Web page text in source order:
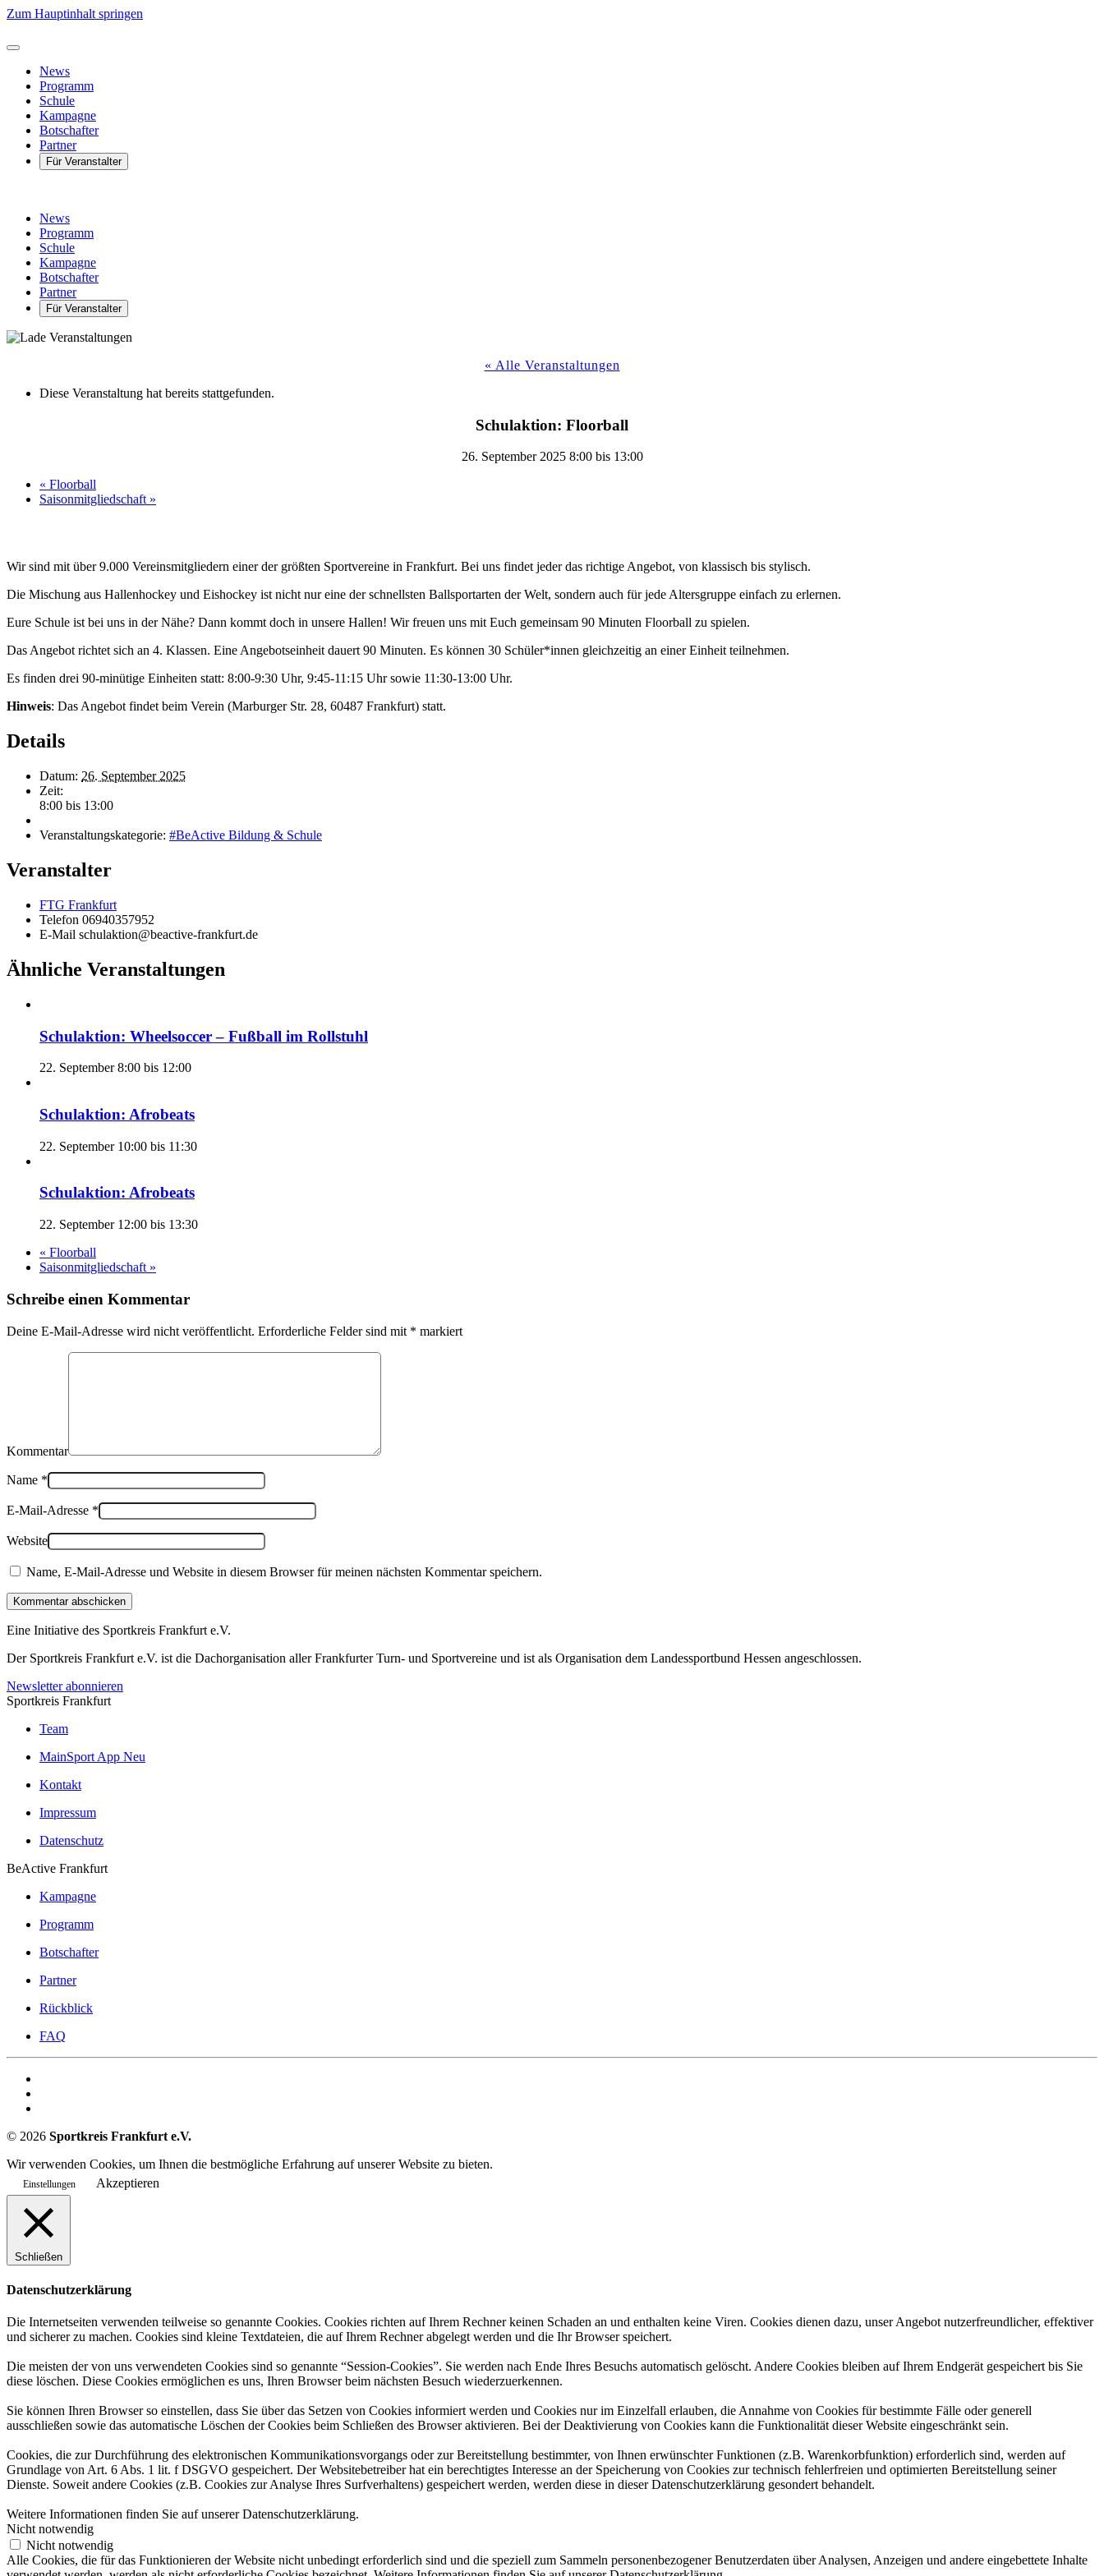
Zum Hauptinhalt springen
News
Programm
Schule
Kampagne
Botschafter
Partner
Für Veranstalter
News
Programm
Schule
Kampagne
Botschafter
Partner
Für Veranstalter
« Alle Veranstaltungen
Diese Veranstaltung hat bereits stattgefunden.
Schulaktion: Floorball
26. September 2025 8:00bis 13:00
« Floorball
Saisonmitgliedschaft »
Wir sind mit über 9.000 Vereinsmitgliedern einer der größten Sportvereine in Frankfurt. Bei uns findet jeder das richtige Angebot, von klassisch bis stylisch.
Die Mischung aus Hallenhockey und Eishockey ist nicht nur eine der schnellsten Ballsportarten der Welt, sondern auch für jede Altersgruppe einfach zu erlernen.
Eure Schule ist bei uns in der Nähe? Dann kommt doch in unsere Hallen! Wir freuen uns mit Euch gemeinsam 90 Minuten Floorball zu spielen.
Das Angebot richtet sich an 4. Klassen. Eine Angebotseinheit dauert 90 Minuten. Es können 30 Schüler*innen gleichzeitig an einer Einheit teilnehmen.
Es finden drei 90-minütige Einheiten statt: 8:00-9:30 Uhr, 9:45-11:15 Uhr sowie 11:30-13:00 Uhr.
Hinweis: Das Angebot findet beim Verein (Marburger Str. 28, 60487 Frankfurt) statt.
Details
Datum: 26. September 2025
Zeit:
8:00 bis 13:00
Veranstaltungskategorie: #BeActive Bildung & Schule
Veranstalter
FTG Frankfurt
Telefon 06940357952
E-Mail schulaktion@beactive-frankfurt.de
Ähnliche Veranstaltungen
Schulaktion: Wheelsoccer – Fußball im Rollstuhl
22. September 8:00 bis 12:00
Schulaktion: Afrobeats
22. September 10:00 bis 11:30
Schulaktion: Afrobeats
22. September 12:00 bis 13:30
« Floorball
Saisonmitgliedschaft »
Schreibe einen Kommentar
Deine E-Mail-Adresse wird nicht veröffentlicht. Erforderliche Felder sind mit * markiert
Kommentar
Name *
E-Mail-Adresse *
Website
Name, E-Mail-Adresse und Website in diesem Browser für meinen nächsten Kommentar speichern.
Kommentar abschicken
Eine Initiative des Sportkreis Frankfurt e.V.
Der Sportkreis Frankfurt e.V. ist die Dachorganisation aller Frankfurter Turn- und Sportvereine und ist als Organisation dem Landessportbund Hessen angeschlossen.
Newsletter abonnieren
Sportkreis Frankfurt
Team
MainSport App Neu
Kontakt
Impressum
Datenschutz
BeActive Frankfurt
Kampagne
Programm
Botschafter
Partner
Rückblick
FAQ
© 2026 Sportkreis Frankfurt e.V.
Wir verwenden Cookies, um Ihnen die bestmögliche Erfahrung auf unserer Website zu bieten.
Einstellungen Akzeptieren
Schließen
Datenschutzerklärung
Die Internetseiten verwenden teilweise so genannte Cookies. Cookies richten auf Ihrem Rechner keinen Schaden an und enthalten keine Viren. Cookies dienen dazu, unser Angebot nutzerfreundlicher, effektiver
und sicherer zu machen. Cookies sind kleine Textdateien, die auf Ihrem Rechner abgelegt werden und die Ihr Browser speichert.
Die meisten der von uns verwendeten Cookies sind so genannte “Session-Cookies”. Sie werden nach Ende Ihres Besuchs automatisch gelöscht. Andere Cookies bleiben auf Ihrem Endgerät gespeichert bis Sie
diese löschen. Diese Cookies ermöglichen es uns, Ihren Browser beim nächsten Besuch wiederzuerkennen.
Sie können Ihren Browser so einstellen, dass Sie über das Setzen von Cookies informiert werden und Cookies nur im Einzelfall erlauben, die Annahme von Cookies für bestimmte Fälle oder generell
ausschließen sowie das automatische Löschen der Cookies beim Schließen des Browser aktivieren. Bei der Deaktivierung von Cookies kann die Funktionalität dieser Website eingeschränkt sein.
Cookies, die zur Durchführung des elektronischen Kommunikationsvorgangs oder zur Bereitstellung bestimmter, von Ihnen erwünschter Funktionen (z.B. Warenkorbfunktion) erforderlich sind, werden auf
Grundlage von Art. 6 Abs. 1 lit. f DSGVO gespeichert. Der Websitebetreiber hat ein berechtigtes Interesse an der Speicherung von Cookies zur technisch fehlerfreien und optimierten Bereitstellung seiner
Dienste. Soweit andere Cookies (z.B. Cookies zur Analyse Ihres Surfverhaltens) gespeichert werden, werden diese in dieser Datenschutzerklärung gesondert behandelt.
Weitere Informationen finden Sie auf unserer Datenschutzerklärung.
Nicht notwendig
Nicht notwendig
Alle Cookies, die für das Funktionieren der Website nicht unbedingt erforderlich sind und die speziell zum Sammeln personenbezogener Benutzerdaten über Analysen, Anzeigen und andere eingebettete Inhalte